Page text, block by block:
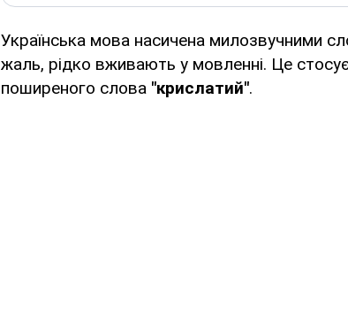
Українська мова насичена милозвучними
жаль, рідко вживають у мовленні. Це
поширеного слова "крислатий".